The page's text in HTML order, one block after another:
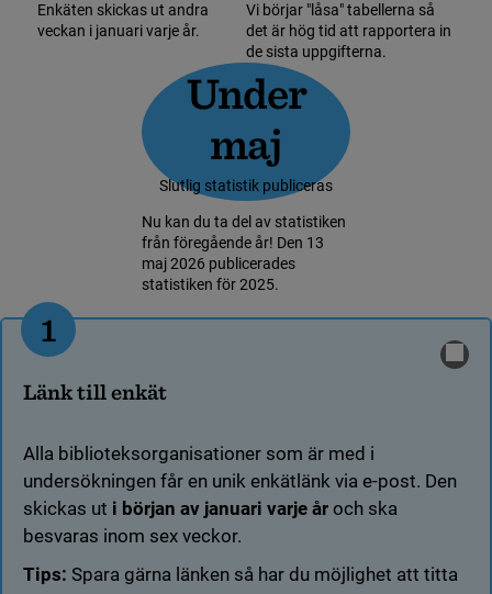
Enkäten skickas ut andra
veckan i januari varje år.
Vi börjar "låsa" tabellerna så
det är hög tid att rapportera in
de sista uppgifterna.
Under
maj
Slutlig statistik publiceras
Nu kan du ta del av statistiken
från föregående år! Den 13
maj 2026 publicerades
statistiken för 2025.
Länk till enkät
1
Alla biblioteksorganisationer som är med i
undersökningen får en unik enkätlänk via e-post. Den
skickas ut i början av januari varje år och ska
besvaras inom sex veckor.
Tips: Spara gärna länken så har du möjlighet att titta